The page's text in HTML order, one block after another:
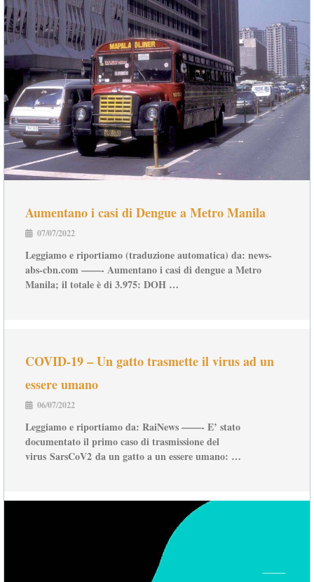
Aumentano i casi di Dengue a Metro Manila
07/07/2022
Leggiamo e riportiamo (traduzione automatica) da: news-
abs-cbn.com ——- Aumentano i casi di dengue a Metro
Manila; il totale è di 3.975: DOH …
COVID-19 – Un gatto trasmette il virus ad un
essere umano
06/07/2022
Leggiamo e riportiamo da: RaiNews ——- E’ stato
documentato il primo caso di trasmissione del
virus SarsCoV2 da un gatto a un essere umano: …